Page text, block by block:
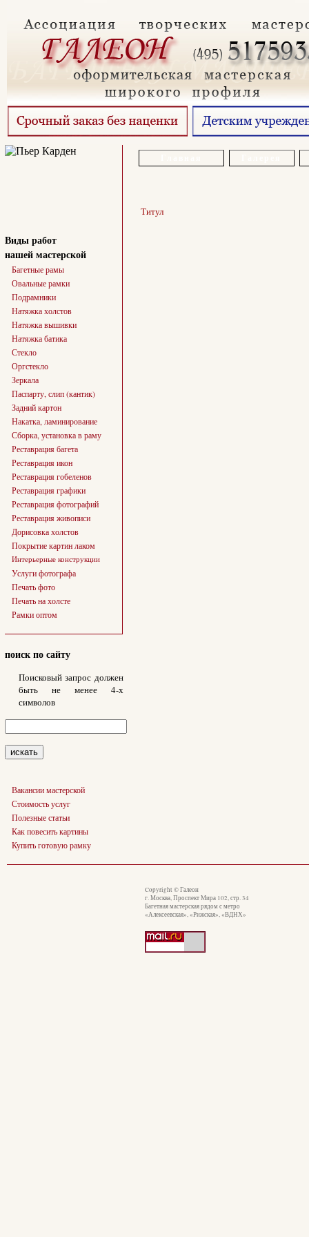
Виды работ
нашей мастерской
Багетные рамы
Овальные рамки
Подрамники
Натяжка холстов
Натяжка вышивки
Натяжка батика
Стекло
Оргстекло
Зеркала
Паспарту, слип (кантик)
Задний картон
Накатка, ламинирование
Сборка, установка в раму
Реставрация багета
Реставрация икон
Реставрация гобеленов
Реставрация графики
Реставрация фотографий
Реставрация живописи
Дорисовка холстов
Покрытие картин лаком
Интерьерные конструкции
Услуги фотографа
Печать фото
Печать на холсте
Рамки оптом
поиск по сайту
Поисковый запрос должен
быть не менее 4-х
символов
Вакансии мастерской
Стоимость услуг
Полезные статьи
Как повесить картины
Купить готовую рамку
Титул
Copyright © Галеон
г. Москва, Проспект Мира 102, стр. 34
Багетная мастерская рядом с метро
«Алексеевская», «Рижская», «ВДНХ»